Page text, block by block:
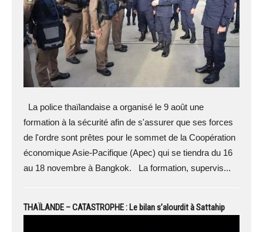
La police thaïlandaise a organisé le 9 août une
formation à la sécurité afin de s'assurer que ses forces
de l'ordre sont prêtes pour le sommet de la Coopération
économique Asie-Pacifique (Apec) qui se tiendra du 16
au 18 novembre à Bangkok. La formation, supervis...
THAÏLANDE – CATASTROPHE : Le bilan s’alourdit à Sattahip